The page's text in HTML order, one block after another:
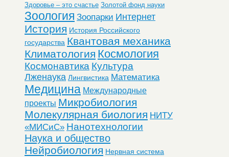
Здоровье – это счастье Золотой фонд науки
Зоология Зоопарки Интернет
История История Российского
государства Квантовая механика
Климатология Космология
Космонавтика Культура
Лженаука Лингвистика Математика
Медицина Международные
проекты Микробиология
Молекулярная биология НИТУ
«МИСиС» Нанотехнологии
Наука и общество
Нейробиология Нервная система